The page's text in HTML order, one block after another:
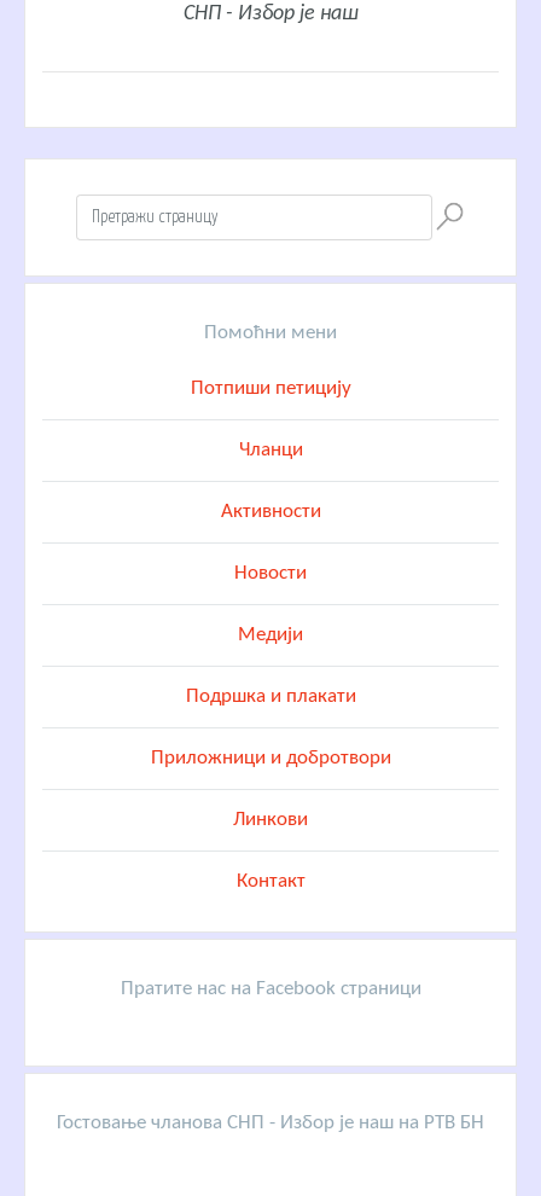
СНП - Избор је наш
Помоћни мени
Потпиши петицију
Чланци
Активности
Новости
Медији
Подршка и плакати
Приложници и добротвори
Линкови
Контакт
Пратите нас на Facebook страници
Гостовање чланова СНП - Избор је наш на РТВ БН